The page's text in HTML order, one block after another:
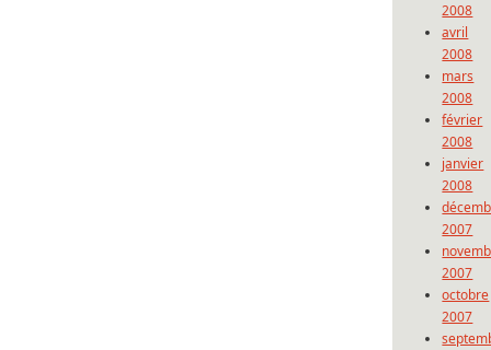
2008
avril
2008
mars
2008
février
2008
janvier
2008
2007
2007
octobre
2007